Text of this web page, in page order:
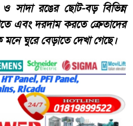
রঙের ছোট-বড় বিভিন্ন
এবং দরদাম করতে ক্রেতাদের
মনে ঘুরে বেড়াতে দেখা গেছে।